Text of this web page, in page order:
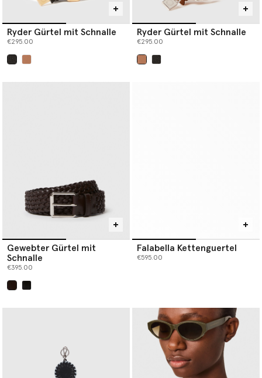
Ryder Gürtel mit Schnalle
€295.00
Ryder Gürtel mit Schnalle
€295.00
Gewebter Gürtel mit
Schnalle
€395.00
Falabella Kettenguertel
€595.00